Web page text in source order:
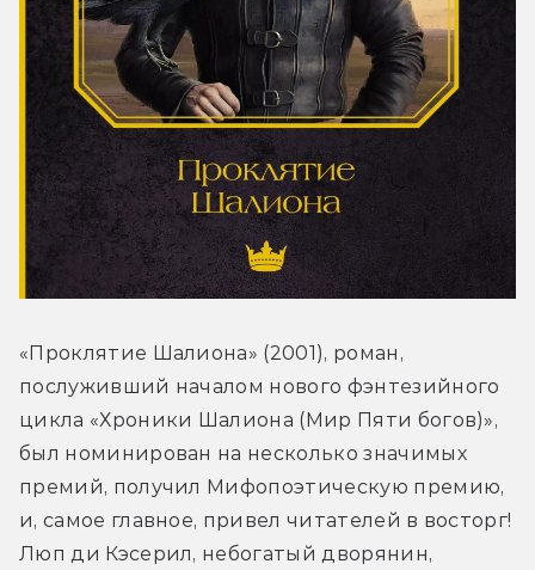
«Проклятие Шалиона» (2001), роман,
послуживший началом нового фэнтезийного
цикла «Хроники Шалиона (Мир Пяти богов)»,
был номинирован на несколько значимых
премий, получил Мифопоэтическую премию,
и, самое главное, привел читателей в восторг!
Люп ди Кэсерил, небогатый дворянин,